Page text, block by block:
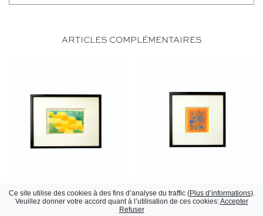
ARTICLES COMPLÉMENTAIRES
Marc Cavell, 1960 Marc Cavell, 1977
Ce site utilise des cookies à des fins d’analyse du traffic (Plus d’informations).
Veuillez donner votre accord quant à l’utilisation de ces cookies:Accepter
Refuser